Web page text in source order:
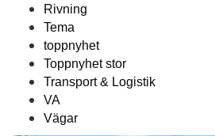
Rivning
Tema
toppnyhet
Toppnyhet stor
Transport & Logistik
VA
Vägar